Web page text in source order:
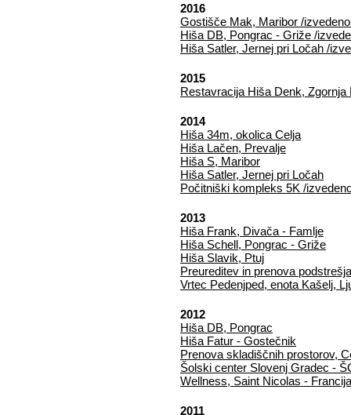
2016
Gostišče Mak, Maribor /
Hiša DB, Pongrac - Griže /
Hiša Satler, Jernej pri Ločah /
2015
Restavracija Hiša Denk, Zgornja
2014
Hiša 34m, okolica Celja
Hiša Lačen, Prevalje
Hiša S, Maribor
Hiša Satler, Jernej pri Ločah
Počitniški kompleks 5K /
2013
Hiša Frank, Divača - Famlje
Hiša Schell, Pongrac - Griže
Hiša Slavik, Ptuj
Preureditev in prenova
Vrtec Pedenjped, enota Kašelj,
2012
Hiša DB, Pongrac
Hiša Fatur - Gostečnik
Prenova skladiščnih prostorov,
Šolski center Slovenj Gradec -
Wellness, Saint Nicolas - Francija
2011